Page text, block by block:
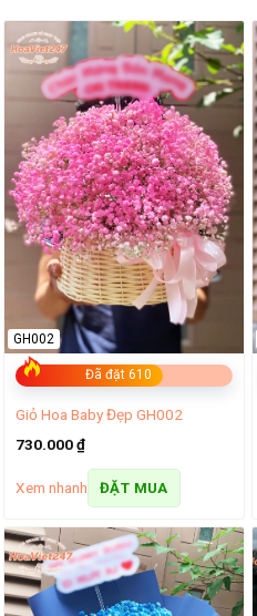
Đã đặt 610
GH002
Giỏ Hoa Baby Đẹp GH002
730.000₫
Xem nhanh ĐẶT MUA